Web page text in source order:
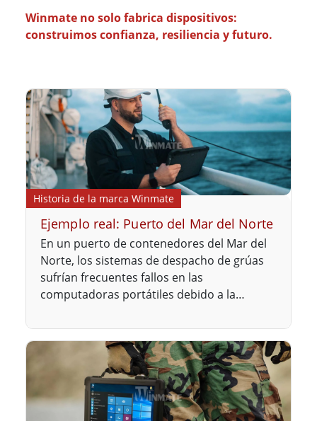
Winmate no solo fabrica dispositivos:
construimos confianza, resiliencia y futuro.
Historia de la marca Winmate
Ejemplo real: Puerto del Mar del Norte
En un puerto de contenedores del Mar del
Norte, los sistemas de despacho de grúas
sufrían frecuentes fallos en las
computadoras portátiles debido a la
de las tabletas robustas de 14" de Winmate
en 2023.